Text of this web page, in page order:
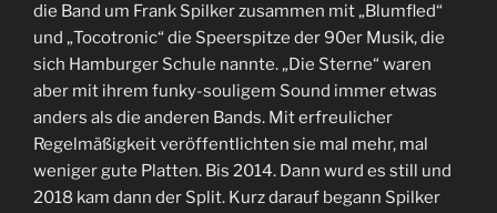
die Band um Frank Spilker zusammen mit „Blumfled“
und „Tocotronic“ die Speerspitze der 90er Musik, die
sich Hamburger Schule nannte. „Die Sterne“ waren
aber mit ihrem funky-souligem Sound immer etwas
anders als die anderen Bands. Mit erfreulicher
Regelmäßigkeit veröffentlichten sie mal mehr, mal
weniger gute Platten. Bis 2014. Dann wurd es still und
2018 kam dann der Split. Kurz darauf begann Spilker